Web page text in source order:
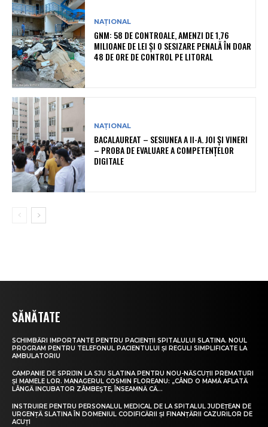
NAȚIONAL
GNM: 58 DE CONTROALE, AMENZI DE 1,76
MILIOANE DE LEI ȘI O SESIZARE PENALĂ ÎN DOAR
48 DE ORE DE CONTROL PE LITORAL
NAȚIONAL
BACALAUREAT – SESIUNEA A II-A. JOI ȘI VINERI
– PROBA DE EVALUARE A COMPETENȚELOR
DIGITALE
SĂNĂTATE
SCHIMBĂRI IMPORTANTE PENTRU PACIENȚII SPITALULUI SLATINA. NOUL
PROGRAM PENTRU TELEFONUL PACIENTULUI ȘI REGULI SIMPLIFICATE LA
AMBULATORIU
CAMPANIE DE SPRIJIN LA SJU SLATINA PENTRU NOU-NĂSCUȚII PREMATURI
ȘI MAMELE LOR. MANAGERUL COSMIN FLOREANU: „CÂND O MAMĂ AFLATĂ
LÂNGĂ INCUBATOR ZÂMBEȘTE, ÎNSEAMNĂ CĂ...
INSTRUIRE PENTRU PERSONALUL MEDICAL DE LA SPITALUL JUDEȚEAN DE
URGENȚĂ SLATINA ÎN DOMENIUL CODIFICĂRII ȘI FINANȚĂRII CAZURILOR DE
ACUȚI